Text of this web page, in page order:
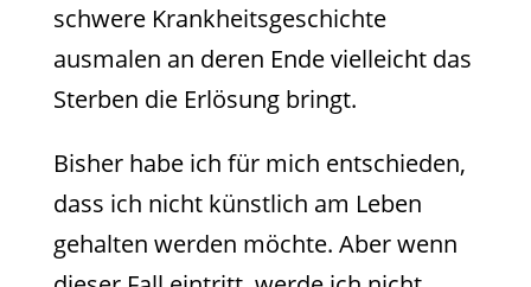
schwere Krankheitsgeschichte
ausmalen an deren Ende vielleicht das
Sterben die Erlösung bringt.
Bisher habe ich für mich entschieden,
dass ich nicht künstlich am Leben
gehalten werden möchte. Aber wenn